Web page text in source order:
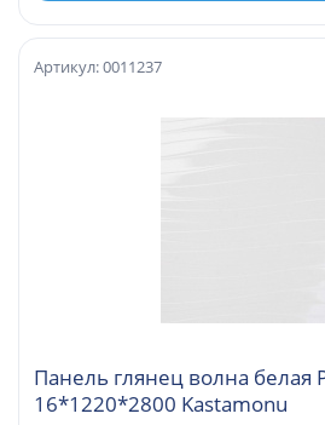
Панель глянец волна белая Р232/664
16*1220*2800 Kastamonu
Артикул: 0011237